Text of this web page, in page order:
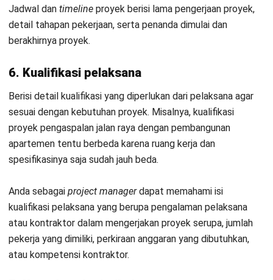
Sebagai bukti transparansi dan akuntabilitas dalam
proyek
Membantu memahami tugas yang terperinci secara
garis besar
Mencegah salah tafsir pembangunan dengan keinginan
pemilik proyek
mengerjakan bagian yang tidak ada di ruang lingkup
Kemudian, fungsinya bagi yang berkepentingan meliputi:
Menciptakan transparansi agar tidak terjadi